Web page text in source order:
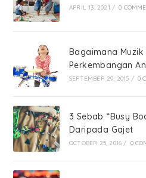
APRIL 13, 2021 / 0
Bagaimana Muzik
Perkembangan
SEPTEMBER 29, 2015 / 0
3 Sebab “Busy
Daripada Gajet
OCTOBER 25, 2016 / 0